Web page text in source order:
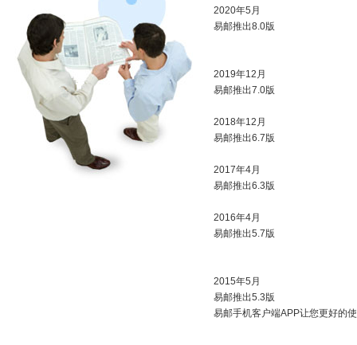
2020年5月
易邮推出8.0版
2019年12月
易邮推出7.0版
2018年12月
易邮推出6.7版
2017年4月
易邮推出6.3版
2016年4月
易邮推出5.7版
2015年5月
易邮推出5.3版
易邮手机客户端APP让您更好的